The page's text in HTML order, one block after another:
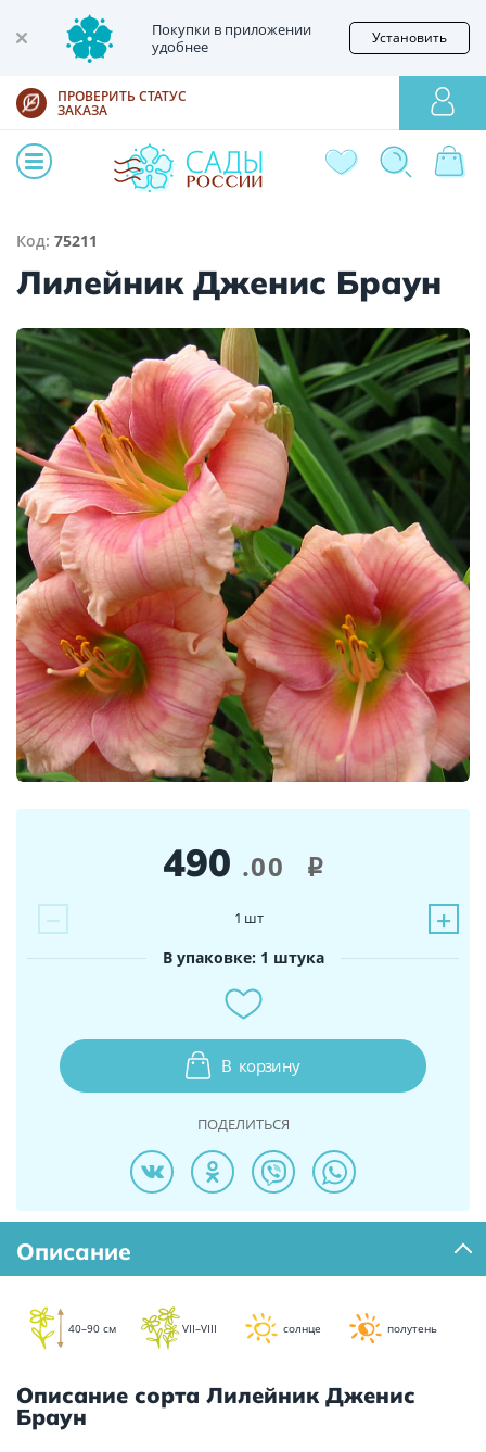
Покупки в приложении
удобнее
Установить
ПРОВЕРИТЬ СТАТУС
ЗАКАЗА
Код: 75211
Лилейник Дженис Браун
490 .00 i
− +
1 шт
В упаковке: 1 штука
В корзину
ПОДЕЛИТЬСЯ
Описание
40–90 см VII–VIII солнце полутень
Описание сорта Лилейник Дженис
Браун